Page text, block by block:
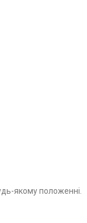
якому положенні.